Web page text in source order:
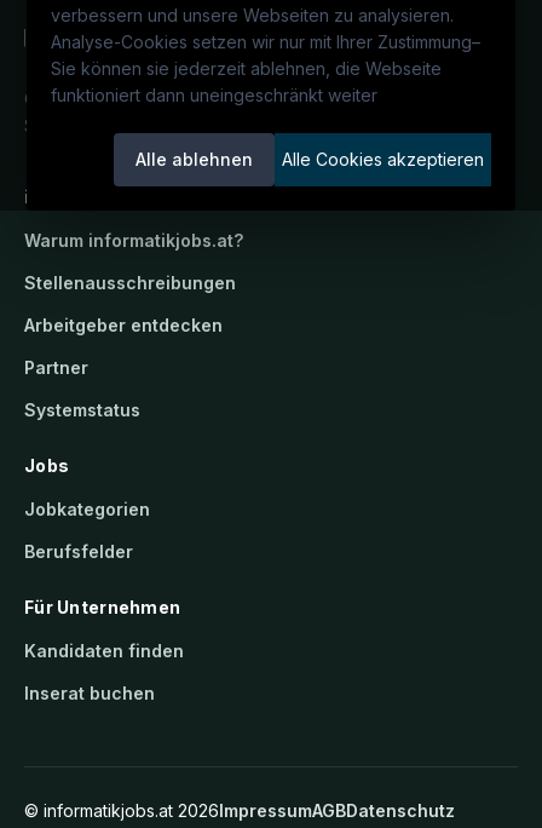
verbessern und unsere Webseiten zu analysieren.
Analyse-Cookies setzen wir nur mit Ihrer Zustimmung–
Sie können sie jederzeit ablehnen, die Webseite
funktioniert dann uneingeschränkt weiter
Alle ablehnen Alle Cookies akzeptieren
Österreichs IT-Karriereportal.Ein
Service der candidatis GmbH.
informatikjobs.at
Warum informatikjobs.at?
Stellenausschreibungen
Arbeitgeber entdecken
Partner
Systemstatus
Jobs
Jobkategorien
Berufsfelder
Für Unternehmen
Kandidaten finden
Inserat buchen
© informatikjobs.at 2026ImpressumAGBDatenschutz